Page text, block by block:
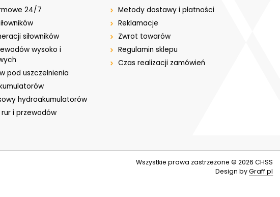
24/7
siłowników
wysoko i
pod uszczelnienia
hydroakumulatorów
i przewodów
Metody dostawy i płatności
Reklamacje
Zwrot towarów
Regulamin sklepu
Czas realizacji zamówień
Wszystkie prawa zastrzeżone © 2026CHSS
Design byGraff.pl